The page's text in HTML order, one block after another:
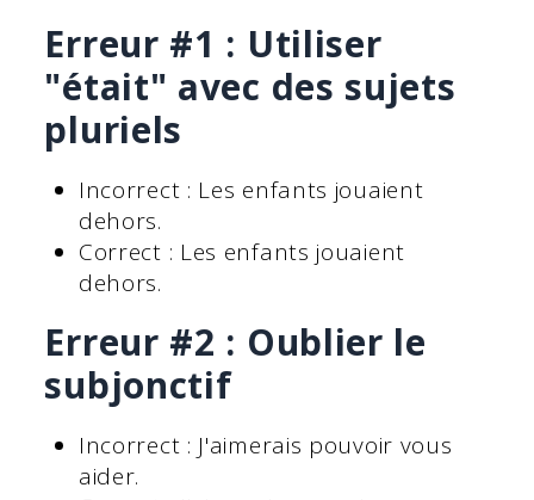
Erreur #1 : Utiliser
"était" avec des sujets
pluriels
Incorrect : Les enfants jouaient
dehors.
Correct : Les enfants jouaient
dehors.
Erreur #2 : Oublier le
subjonctif
Incorrect : J'aimerais pouvoir vous
aider.